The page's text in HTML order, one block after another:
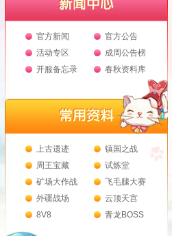
官方新闻
官方公告
活动专区
成周公告榜
开服备忘录
春秋资料库
上古遗迹
镇国之战
周王宝藏
试炼堂
矿场大作战
飞毛腿大赛
外疆战场
云顶天宫
8V8
青龙BOSS